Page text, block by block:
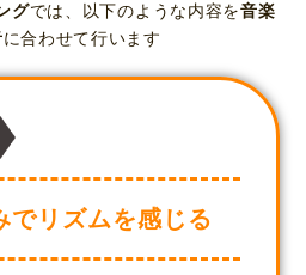
グでは、以下のような内容を音楽
に合わせて行います
でリズムを感じる